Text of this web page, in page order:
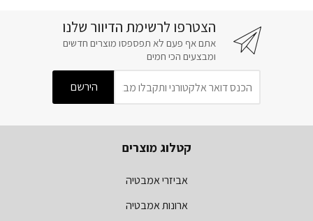
הצטרפו לרשימת הדיוור שלנו
אתם אף פעם לא תפספסו מוצרים חדשים
ומבצעים הכי חמים
קטלוג מוצרים
אביזרי אמבטיה
ארונות אמבטיה